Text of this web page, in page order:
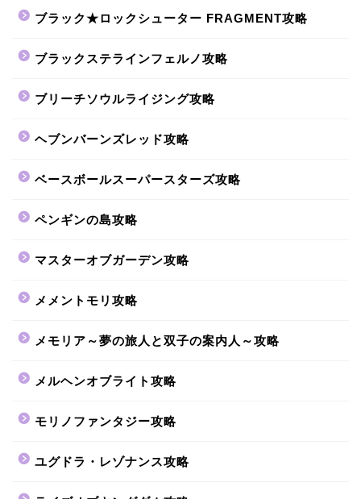
ブラック★ロックシューター FRAGMENT攻略
ブラックステラインフェルノ攻略
ブリーチソウルライジング攻略
ヘブンバーンズレッド攻略
ベースボールスーパースターズ攻略
ペンギンの島攻略
マスターオブガーデン攻略
メメントモリ攻略
メモリア～夢の旅人と双子の案内人～攻略
メルヘンオブライト攻略
モリノファンタジー攻略
ユグドラ・レゾナンス攻略